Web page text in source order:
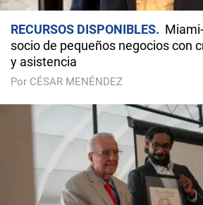
RECURSOS DISPONIBLES
socio de pequeños negocios con
y asistencia
Por CÉSAR MENÉNDEZ